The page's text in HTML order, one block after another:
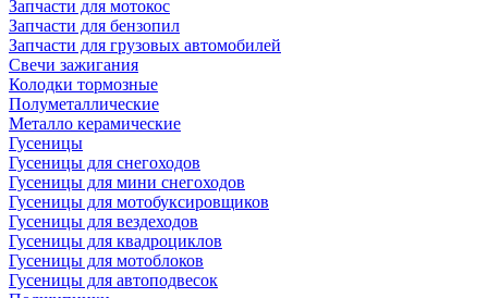
Запчасти для мотокос
Запчасти для бензопил
Запчасти для грузовых автомобилей
Свечи зажигания
Колодки тормозные
Полуметаллические
Металло керамические
Гусеницы
Гусеницы для снегоходов
Гусеницы для мини снегоходов
Гусеницы для мотобуксировщиков
Гусеницы для вездеходов
Гусеницы для квадроциклов
Гусеницы для мотоблоков
Гусеницы для автоподвесок